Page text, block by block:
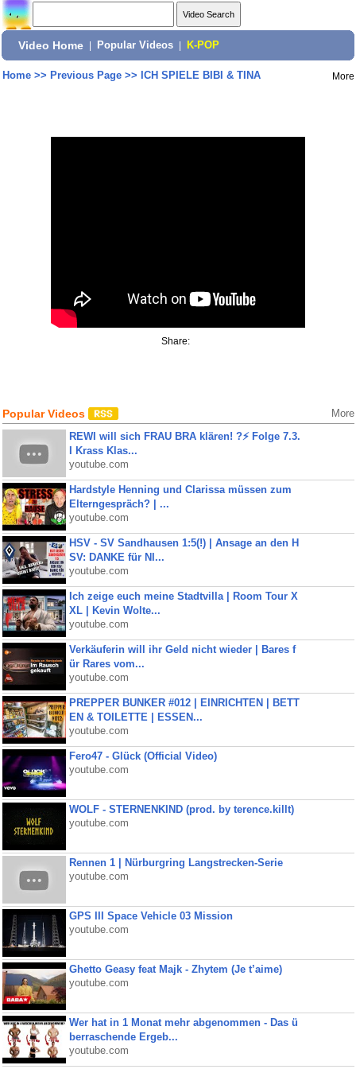
Video Home Popular Videos K-POP
Home>> Previous Page>> ICH SPIELE BIBI & TINA More
Share:
Popular Videos More
REWI will sich FRAU BRA klären! ?⚡️ Folge 7.3.
I Krass Klas...
youtube.com
Hardstyle Henning und Clarissa müssen zum
Elterngespräch? | ...
youtube.com
HSV - SV Sandhausen 1:5(!) | Ansage an den H
SV: DANKE für NI...
youtube.com
Ich zeige euch meine Stadtvilla | Room Tour X
XL | Kevin Wolte...
youtube.com
Verkäuferin will ihr Geld nicht wieder | Bares f
ür Rares vom...
youtube.com
PREPPER BUNKER #012 | EINRICHTEN | BETT
EN & TOILETTE | ESSEN...
youtube.com
Fero47 - Glück (Official Video)
youtube.com
WOLF - STERNENKIND (prod. by terence.killt)
youtube.com
Rennen 1 | Nürburgring Langstrecken-Serie
youtube.com
GPS III Space Vehicle 03 Mission
youtube.com
Ghetto Geasy feat Majk - Zhytem (Je t’aime)
youtube.com
Wer hat in 1 Monat mehr abgenommen - Das ü
berraschende Ergeb...
youtube.com